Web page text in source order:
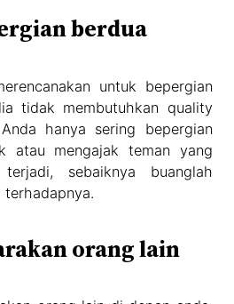
berdua
untuk bepergian
tidak membutuhkan quality
hanya sering bepergian
atau mengajak teman yang
sebaiknya buanglah
terhadapnya.
orang lain